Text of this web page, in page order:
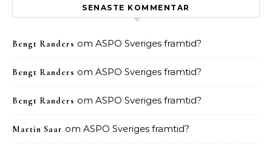
SENASTE KOMMENTAR
Bengt Randers om ASPO Sveriges framtid?
Bengt Randers om ASPO Sveriges framtid?
Bengt Randers om ASPO Sveriges framtid?
Martin Saar om ASPO Sveriges framtid?